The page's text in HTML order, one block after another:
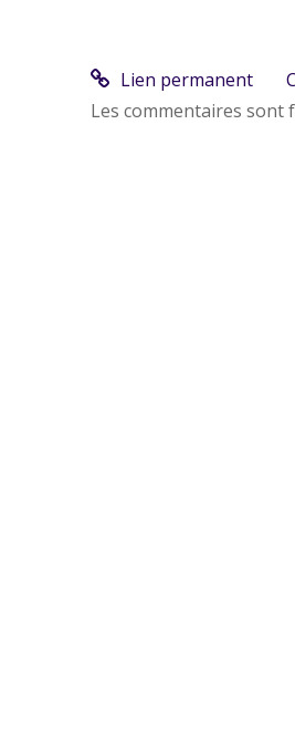
Lien permanent
Les commentaires sont